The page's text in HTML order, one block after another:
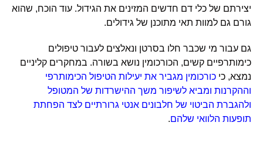
יצירתם של כלי דם חדשים המזינים את הגידול. עוד הוכח, שהוא
גורם גם למוות תאי מתוכנן של גידולים.
גם עבור מי שכבר חלו בסרטן ונאלצים לעבור טיפולים
כימותרפיים קשים, הכורכומין נושא בשורה. במחקרים קליניים
נמצא, כי כורכומין מגביר את יעילות הטיפול הכימותרפי
וההקרנות ומביא לשיפור משך ההישרדות של המטופל
ולהגברת הביטוי של חלבונים אנטי גרורתיים לצד הפחתת
תופעות הלוואי שלהם.